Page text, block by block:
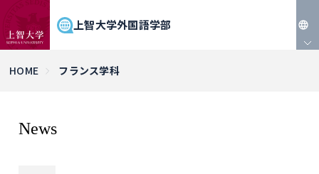
上智大学外国語学部
HOME フランス学科
News